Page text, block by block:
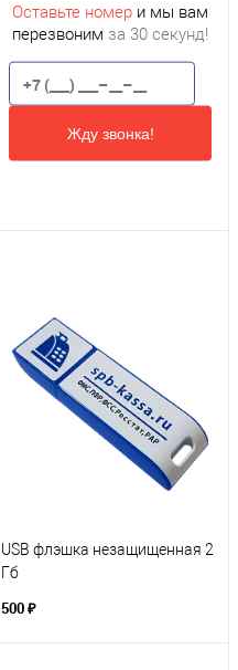
Оставьте номер и мы вам
перезвоним за 30 секунд!
Жду звонка!
USB флэшка незащищенная 2
Гб
500 ₽